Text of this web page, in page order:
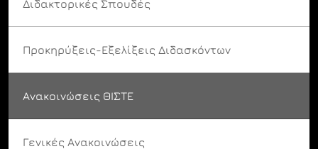
Διδακτορικές Σπουδές
Προκηρύξεις-Εξελίξεις Διδασκόντων
Ανακοινώσεις ΘΙΣΤΕ
Γενικές Ανακοινώσεις